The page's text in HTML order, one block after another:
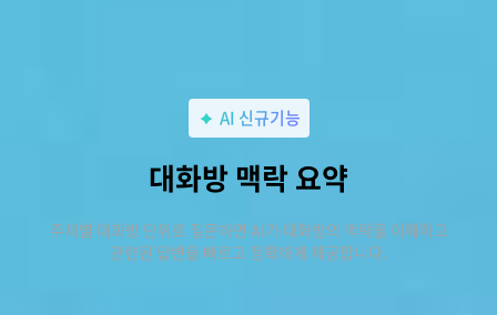
AI 신규기능
대화방 맥락 요약
주제별 대화방 단위로 질문하면 AI가 대화방의 맥락을 이해하고
관련된 답변을 빠르고 정확하게 제공합니다.